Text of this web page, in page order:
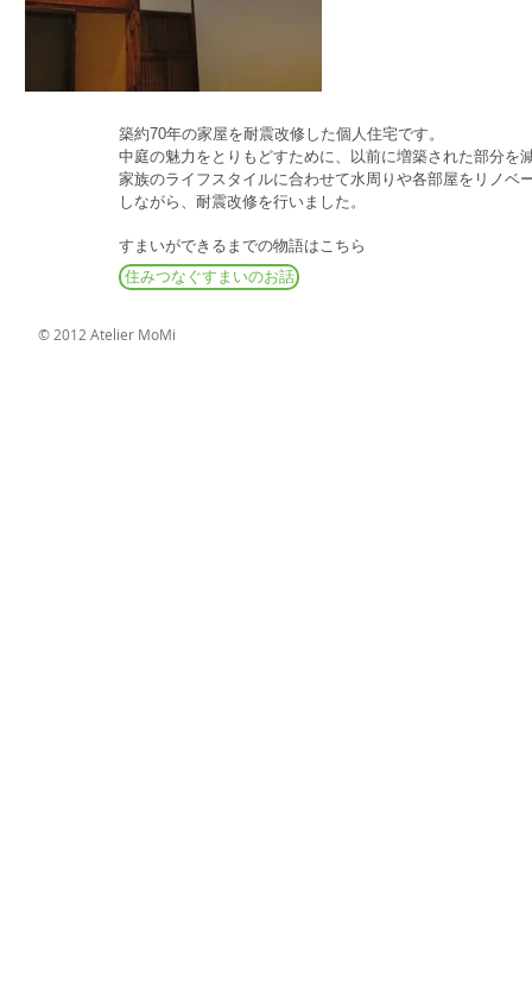
築約70年の家屋を耐震改修した個人住宅です。
中庭の魅力をとりもどすために、以前に増築された部分を
家族のライフスタイルに合わせて水周りや各部屋をリノベ
しながら、耐震改修を行いました。
​すまいができるまでの物語はこちら
住みつなぐすまいのお話
© 2012 Atelier MoMi